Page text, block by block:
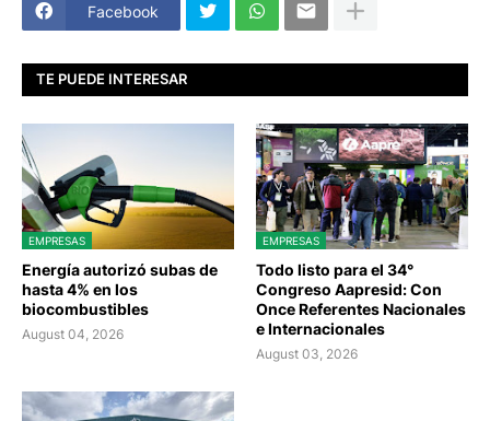
Facebook
TE PUEDE INTERESAR
EMPRESAS
Energía autorizó subas de
hasta 4% en los
biocombustibles
August 04, 2026
EMPRESAS
Todo listo para el 34°
Congreso Aapresid: Con
Once Referentes Nacionales
e Internacionales
August 03, 2026